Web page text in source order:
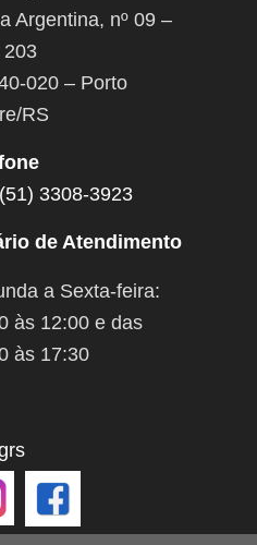
Argentina, nº 09 –
203
020 – Porto
RS
3308-3923
de Atendimento
a Sexta-feira:
às 12:00 e das
às 17:30